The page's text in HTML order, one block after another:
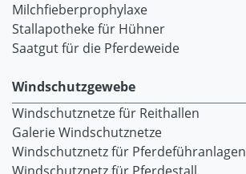
Milchfieberprophylaxe
Stallapotheke für Hühner
Saatgut für die Pferdeweide
Windschutzgewebe
Windschutznetze für Reithallen
Galerie Windschutznetze
Windschutznetz für Pferdeführanlagen